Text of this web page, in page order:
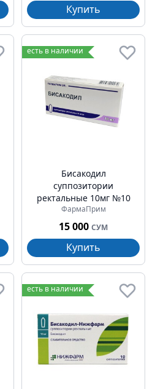
Купить
есть в наличии
Бисакодил
суппозитории
ректальные 10мг №10
ФармаПрим
15 000 СУМ
Купить
есть в наличии